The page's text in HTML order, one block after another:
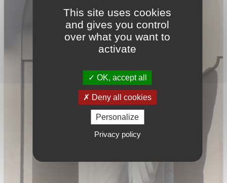
This site uses cookies
and gives you control
over what you want to
activate
OK, accept all
Deny all cookies
Personalize
Privacy policy